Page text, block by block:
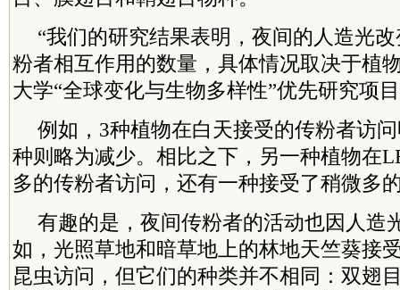
“我们的研究结果表明，夜间的人造光
粉者相互作用的数量，具体情况取决于植
大学“全球变化与生物多样性”优先研究项
例如，3种植物在白天接受的传粉者访
种则略为减少。相比之下，另一种植物在
多的传粉者访问，还有一种接受了稍微多
有趣的是，夜间传粉者的活动也因人造
如，光照草地和暗草地上的林地天竺葵接
昆虫访问，但它们的种类并不相同：双翅